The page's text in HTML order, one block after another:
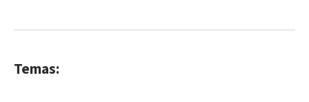
Temas: